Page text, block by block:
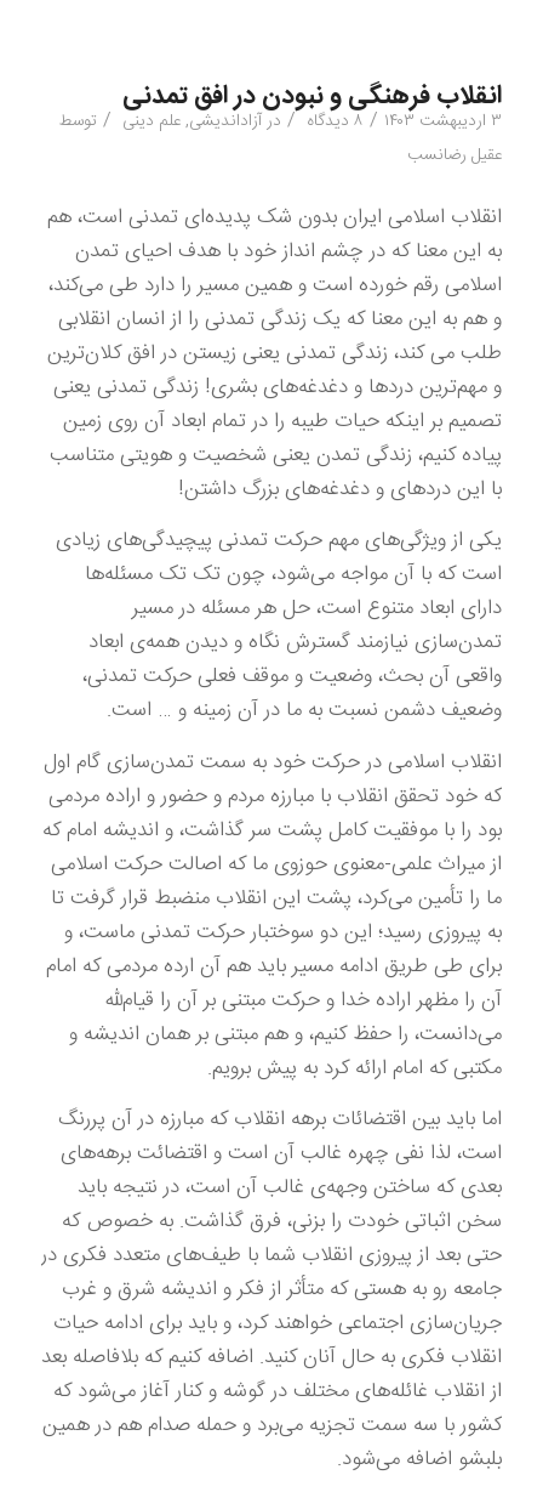
انقلاب فرهنگی و نبودن در افق تمدنی
۳ اردیبهشت ۱۴۰۳ / ۸ دیدگاه / در آزاداندیشی,علم دینی / توسط
عقیل رضانسب
انقلاب اسلامی ایران بدون شک پدیده‌ای تمدنی است، هم
به این معنا که در چشم انداز خود با هدف احیای تمدن
اسلامی رقم خورده است و همین مسیر را دارد طی می‌کند،
و هم به این معنا که یک زندگی تمدنی را از انسان انقلابی
طلب می کند، زندگی تمدنی یعنی زیستن در افق کلان‌ترین
و مهم‌ترین دردها و دغدغه‌های بشری! زندگی تمدنی یعنی
تصمیم بر اینکه حیات طیبه را در تمام ابعاد آن روی زمین
پیاده کنیم، زندگی تمدن یعنی شخصیت و هویتی متناسب
با این دردهای و دغدغه‌های بزرگ داشتن!
یکی از ویژگی‌های مهم حرکت تمدنی پیچیدگی‌های زیادی
است که با آن مواجه می‌شود، چون تک تک مسئله‌ها
دارای ابعاد متنوع است، حل هر مسئله در مسیر
تمدن‌سازی نیازمند گسترش نگاه و دیدن همه‌ی ابعاد
واقعی آن بحث، وضعیت و موقف فعلی حرکت تمدنی،
وضعیف دشمن نسبت به ما در آن زمینه و … است.
انقلاب اسلامی در حرکت خود به سمت تمدن‌سازی گام اول
که خود تحقق انقلاب با مبارزه مردم و حضور و اراده مردمی
بود را با موفقیت کامل پشت سر گذاشت، و اندیشه امام که
از میراث علمی-معنوی حوزوی ما که اصالت حرکت اسلامی
ما را تأمین می‌کرد، پشت این انقلاب منضبط قرار گرفت تا
به پیروزی رسید؛ این دو سوختبار حرکت تمدنی ماست، و
برای طی طریق ادامه مسیر باید هم آن ارده مردمی که امام
آن را مظهر اراده خدا و حرکت مبتنی بر آن را قیام‌لله
می‌دانست، را حفظ کنیم، و هم مبتنی بر همان اندیشه و
مکتبی که امام ارائه کرد به پیش برویم.
اما باید بین اقتضائات برهه انقلاب که مبارزه در آن پررنگ
است، لذا نفی چهره غالب آن است و اقتضائت برهه‌های
بعدی که ساختن وجهه‌ی غالب آن است، در نتیجه باید
سخن اثباتی خودت را بزنی، فرق گذاشت. به خصوص که
حتی بعد از پیروزی انقلاب شما با طیف‌های متعدد فکری در
جامعه‌ رو به هستی که متأثر از فکر و اندیشه شرق و غرب
جریان‌سازی اجتماعی خواهند کرد، و باید برای ادامه حیات
انقلاب فکری به حال آنان کنید. اضافه کنیم که بلافاصله بعد
از انقلاب غائله‌های مختلف در گوشه و کنار آغاز می‌شود که
کشور با سه سمت تجزیه می‌برد و حمله صدام هم در همین
بلبشو اضافه می‌شود.